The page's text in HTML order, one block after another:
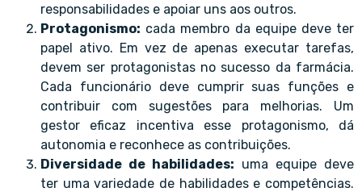
responsabilidades e apoiar uns aos outros.
Protagonismo: cada membro da equipe deve ter
papel ativo. Em vez de apenas executar tarefas,
devem ser protagonistas no sucesso da farmácia.
Cada funcionário deve cumprir suas funções e
contribuir com sugestões para melhorias. Um
gestor eficaz incentiva esse protagonismo, dá
autonomia e reconhece as contribuições.
Diversidade de habilidades: uma equipe deve
ter uma variedade de habilidades e competências.